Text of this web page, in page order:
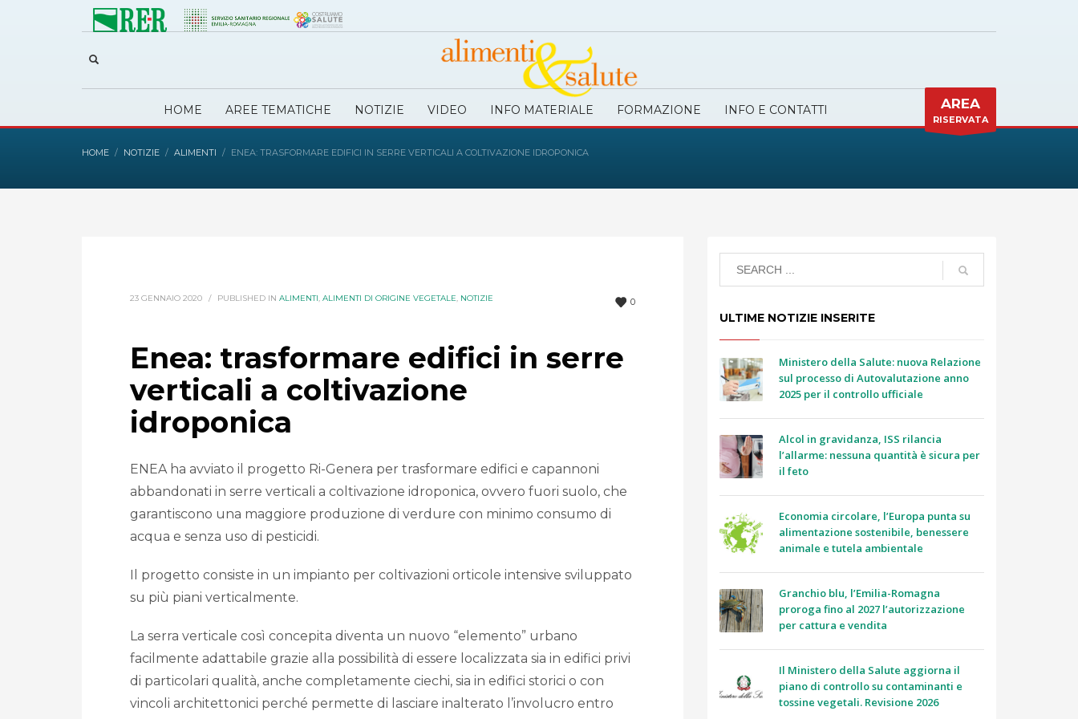
HOME AREE TEMATICHE NOTIZIE VIDEO INFO MATERIALE FORMAZIONE INFO E CONTATTI AREA
RISERVATA
HOME NOTIZIE ALIMENTI ENEA: TRASFORMARE EDIFICI IN SERRE VERTICALI A COLTIVAZIONE IDROPONICA
0
23 GENNAIO 2020 / PUBLISHED IN ALIMENTI, ALIMENTI DI ORIGINE VEGETALE, NOTIZIE
Enea: trasformare edifici in serre
verticali a coltivazione
idroponica
ENEA ha avviato il progetto Ri-Genera per trasformare edifici e capannoni
abbandonati in serre verticali a coltivazione idroponica, ovvero fuori suolo, che
garantiscono una maggiore produzione di verdure con minimo consumo di
acqua e senza uso di pesticidi.
Il progetto consiste in un impianto per coltivazioni orticole intensive sviluppato
su più piani verticalmente.
La serra verticale così concepita diventa un nuovo “elemento” urbano
facilmente adattabile grazie alla possibilità di essere localizzata sia in edifici privi
di particolari qualità, anche completamente ciechi, sia in edifici storici o con
vincoli architettonici perché permette di lasciare inalterato l’involucro entro
ULTIME NOTIZIE INSERITE
Ministero della Salute: nuova Relazione
sul processo di Autovalutazione anno
2025 per il controllo ufficiale
Alcol in gravidanza, ISS rilancia
l’allarme: nessuna quantità è sicura per
il feto
Economia circolare, l’Europa punta su
alimentazione sostenibile, benessere
animale e tutela ambientale
Granchio blu, l’Emilia-Romagna
proroga fino al 2027 l’autorizzazione
per cattura e vendita
Il Ministero della Salute aggiorna il
piano di controllo su contaminanti e
tossine vegetali. Revisione 2026